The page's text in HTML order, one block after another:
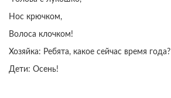
Нос крючком,
Волоса клочком!
Хозяйка: Ребята, какое сейчас время года?
Дети: Осень!